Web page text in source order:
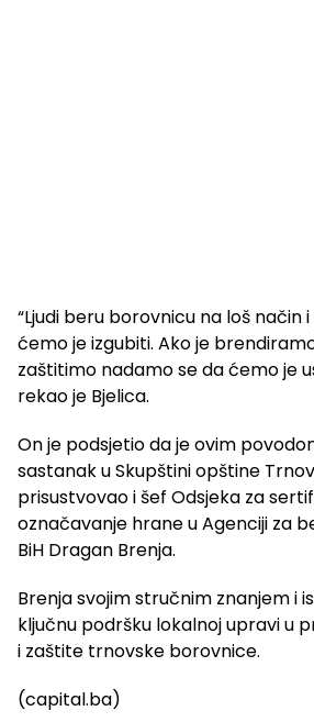
“Ljudi beru borovnicu na loš način
ćemo je izgubiti. Ako je
zaštitimo nadamo se da ćemo je
rekao je Bjelica.
On je podsjetio da je ovim
sastanak u Skupštini opštine
prisustvovao i šef Odsjeka za
označavanje hrane u Agenciji za
BiH Dragan Brenja.
Brenja svojim stručnim znanjem i
ključnu podršku lokalnoj upravi u
i zaštite trnovske borovnice.
(capital.ba)